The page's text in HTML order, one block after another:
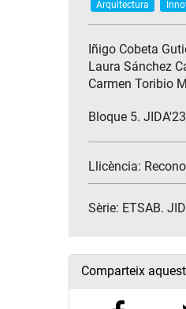
Arquitectura
Iñigo Cobeta
Laura Sánchez
Carmen Toribio
Bloque 5.
Llicència:
Sèrie: ETSAB.
Comparteix